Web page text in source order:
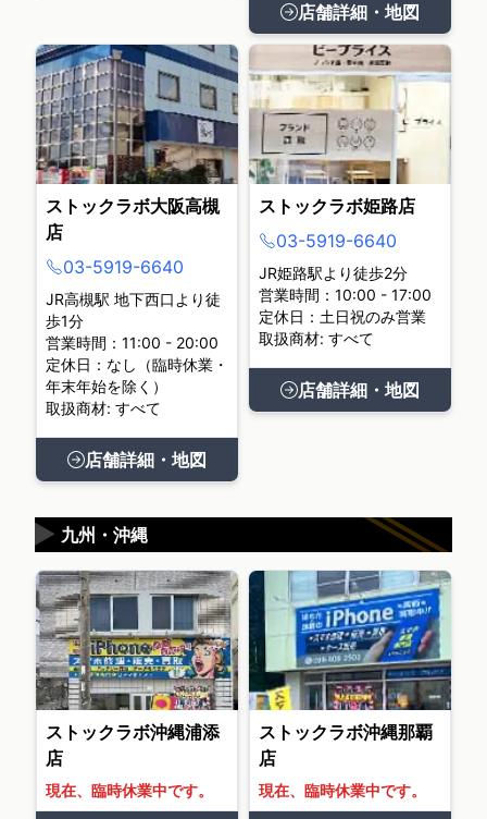
店舗詳細・地図
ストックラボ大阪高槻
店
03-5919-6640
JR高槻駅 地下西口より徒
歩1分
営業時間：11:00 - 20:00
定休日：なし（臨時休業・
年末年始を除く）
取扱商材: すべて
店舗詳細・地図
ストックラボ姫路店
03-5919-6640
JR姫路駅より徒歩2分
営業時間：10:00 - 17:00
定休日：土日祝のみ営業
取扱商材: すべて
店舗詳細・地図
九州・沖縄
▶
ストックラボ沖縄浦添
店
現在、臨時休業中です。
ストックラボ沖縄那覇
店
現在、臨時休業中です。